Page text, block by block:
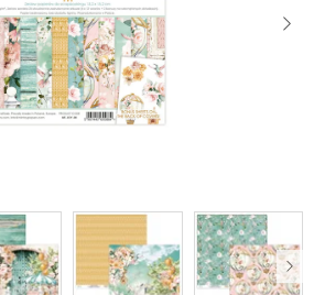
Moje objednávka
Oblíbené ♥️